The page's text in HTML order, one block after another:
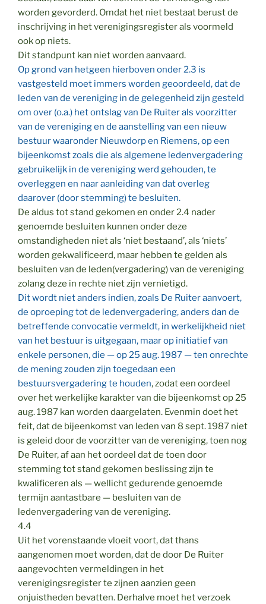
worden gevorderd. Omdat het niet bestaat berust de
inschrijving in het verenigingsregister als voormeld
ook op niets.
Dit standpunt kan niet worden aanvaard.
Op grond van hetgeen hierboven onder 2.3 is
vastgesteld moet immers worden geoordeeld, dat de
leden van de vereniging in de gelegenheid zijn gesteld
om over (o.a.) het ontslag van De Ruiter als voorzitter
van de vereniging en de aanstelling van een nieuw
bestuur waaronder Nieuwdorp en Riemens, op een
bijeenkomst zoals die als algemene ledenvergadering
gebruikelijk in de vereniging werd gehouden, te
overleggen en naar aanleiding van dat overleg
daarover (door stemming) te besluiten.
De aldus tot stand gekomen en onder 2.4 nader
genoemde besluiten kunnen onder deze
omstandigheden niet als ‘niet bestaand’, als ‘niets’
worden gekwalificeerd, maar hebben te gelden als
besluiten van de leden(vergadering) van de vereniging
zolang deze in rechte niet zijn vernietigd.
Dit wordt niet anders indien, zoals De Ruiter aanvoert,
de oproeping tot de ledenvergadering, anders dan de
betreffende convocatie vermeldt, in werkelijkheid niet
van het bestuur is uitgegaan, maar op initiatief van
enkele personen, die — op 25 aug. 1987 — ten onrechte
de mening zouden zijn toegedaan een
bestuursvergadering te houden, zodat een oordeel
over het werkelijke karakter van die bijeenkomst op 25
aug. 1987 kan worden daargelaten. Evenmin doet het
feit, dat de bijeenkomst van leden van 8 sept. 1987 niet
is geleid door de voorzitter van de vereniging, toen nog
De Ruiter, af aan het oordeel dat de toen door
stemming tot stand gekomen beslissing zijn te
kwalificeren als — wellicht gedurende genoemde
termijn aantastbare — besluiten van de
ledenvergadering van de vereniging.
4.4
Uit het vorenstaande vloeit voort, dat thans
aangenomen moet worden, dat de door De Ruiter
aangevochten vermeldingen in het
verenigingsregister te zijnen aanzien geen
onjuistheden bevatten. Derhalve moet het verzoek